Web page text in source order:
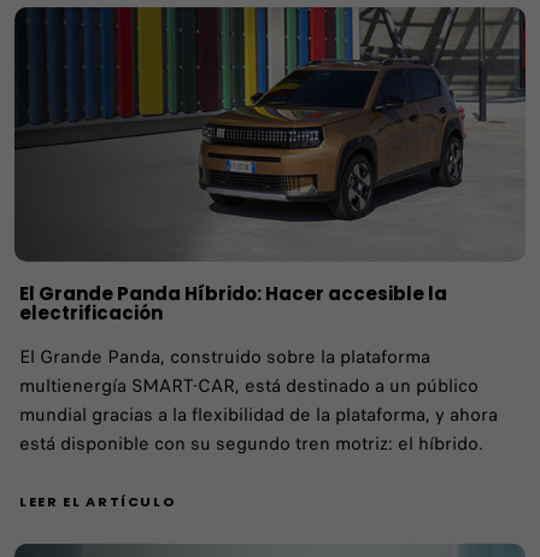
El Grande Panda Híbrido: Hacer accesible la
electrificación
El Grande Panda, construido sobre la plataforma
multienergía SMART-CAR, está destinado a un público
mundial gracias a la flexibilidad de la plataforma, y ahora
está disponible con su segundo tren motriz: el híbrido.
LEER EL ARTÍCULO